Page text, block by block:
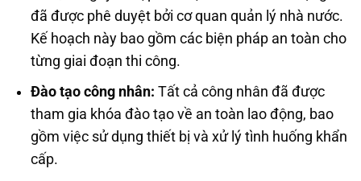
đã được phê duyệt bởi cơ quan quản lý nhà nước.
Kế hoạch này bao gồm các biện pháp an toàn cho
từng giai đoạn thi công.
Đào tạo công nhân: Tất cả công nhân đã được
tham gia khóa đào tạo về an toàn lao động, bao
gồm việc sử dụng thiết bị và xử lý tình huống khẩn
cấp.